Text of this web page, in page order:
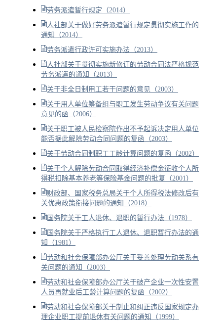
劳务派遣暂行规定（2014）
人社部关于做好劳务派遣暂行规定贯彻实施工作的
通知（2014）
劳务派遣行政许可实施办法（2013）
人社部关于贯彻实施新修订的劳动合同法严格规范
劳务派遣的通知（2013）
关于非全日制用工若干问题的意见（2003）
关于用人单位筹备组与职工发生劳动争议有关问题
意见的函（2006）
关于职工被人民检察院作出不予起诉决定用人单位
能否据此解除劳动合同问题的复函（2003）
关于劳动合同制职工工龄计算问题的复函（2002）
关于个人解除劳动合同取得经济补偿金征收个人所
得税扣除基本养老等保险基金问题的批复（2001）
财政部、国家税务总局关于个人所得税法修改后有
关优惠政策衔接问题的通知（2018）
国务院关于工人退休、退职的暂行办法（1978）
国务院关于严格执行工人退休、退职暂行办法的通
知（1981）
劳动和社会保障部办公厅关于妥善处理劳动关系有
关问题的通知（2003）
劳动和社会保障部办公厅关于破产企业一次性安置
人员再就业后工龄计算问题的复函（2002）
劳动和社会保障部关于制止和纠正违反国家规定办
理企业职工提前退休有关问题的通知（1999）